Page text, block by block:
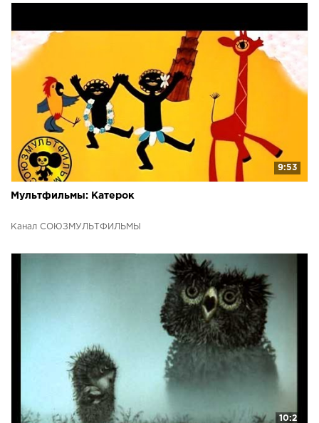
9:53
Мультфильмы: Катерок
Канал СОЮЗМУЛЬТФИЛЬМЫ
10:2